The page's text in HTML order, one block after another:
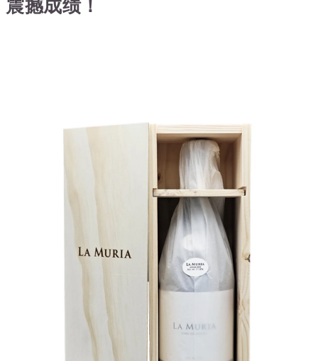
震撼成绩！